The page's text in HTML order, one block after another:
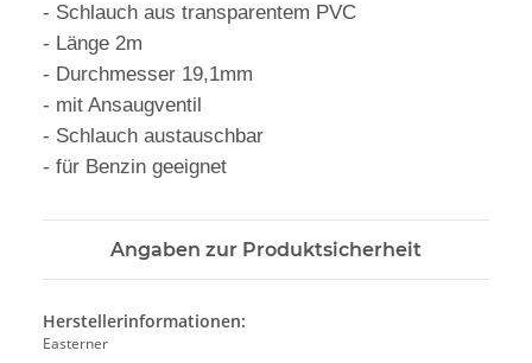
- Schlauch aus transparentem PVC
- Länge 2m
- Durchmesser 19,1mm
- mit Ansaugventil
- Schlauch austauschbar
- für Benzin geeignet
Angaben zur Produktsicherheit
Herstellerinformationen:
Easterner